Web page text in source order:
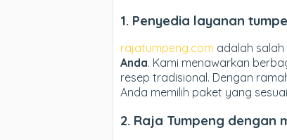
1. Penyedia layanan
rajatumpeng.com adalah
Anda. Kami menawarkan
resep tradisional. Dengan
Anda memilih paket yang
2. Raja Tumpeng dengan